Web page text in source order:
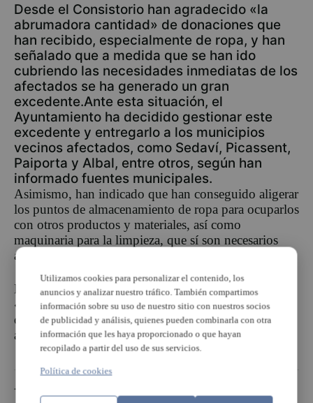
Desde el Consistorio han agradecido «la
abrumadora cantidad» de donaciones que
han recibido, especialmente de ropa, y han
señalado que a medida que se han ido
cubriendo las necesidades inmediatas de los
afectados se ha generado un gran
excedente.Ante esta situación, el
Ayuntamiento ha decidido gestionar este
excedente y entregarlo a los municipios
vecinos afectados, como Sedaví, Picassent,
Paiporta y Albal, entre otros, según han
informado fuentes municipales.
Asimismo, han indicado que han conseguido aligerar
los puntos de almacenamiento de ropa para ocuparlos
con otros productos y materiales, así como
maquinaria para la limpieza, que sí son necesarios
ahora mismo en el municipio.
La alcaldesa, Amparo Folgado, ha agradecido
«enormemente la solidaridad de todos los que están
colaborando en la donación de todo tipo de
artículos». EFE
TEMAS
Utilizamos cookies para personalizar el contenido, los
anuncios y analizar nuestro tráfico. También compartimos
información sobre su uso de nuestro sitio con nuestros socios
de publicidad y análisis, quienes pueden combinarla con otra
información que les haya proporcionado o que hayan
recopilado a partir del uso de sus servicios.
Política de cookies